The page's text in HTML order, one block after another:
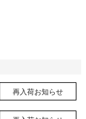
再入荷お知らせ